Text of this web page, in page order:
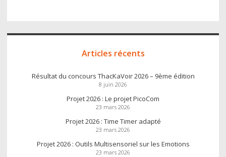
Articles récents
Résultat du concours ThacKaVoir 2026 – 9ème édition
8 juin 2026
Projet 2026 : Le projet PicoCom
23 mars 2026
Projet 2026 : Time Timer adapté
23 mars 2026
Projet 2026 : Outils Multisensoriel sur les Emotions
23 mars 2026